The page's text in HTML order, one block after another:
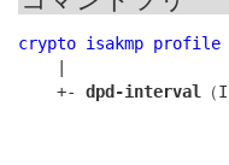
crypto isakmp profile
    +-
dpd-interval